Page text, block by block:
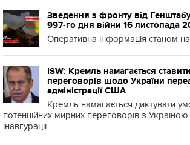
Зведення з фронту від
997-го дня війни 16 листопада
Оперативна інформація станом
ISW: Кремль намагається
переговорів щодо України
адміністрації США
Кремль намагається диктувати
потенційних мирних переговорів з
інавгурації...